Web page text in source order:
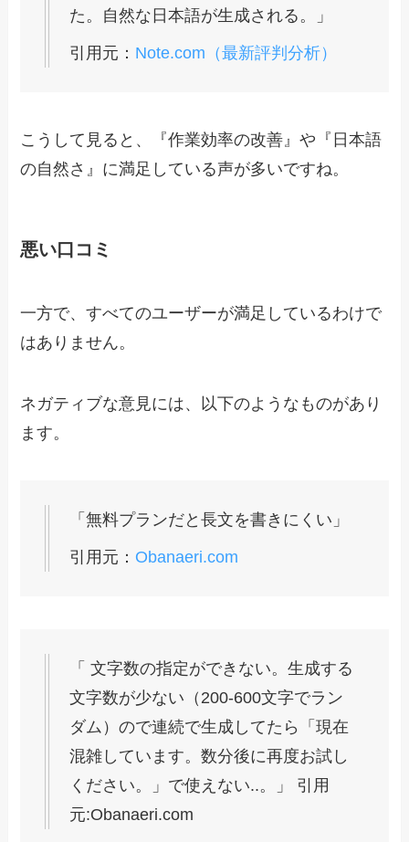
た。自然な日本語が生成される。」
引用元： Note.com（最新評判分析）
こうして見ると、『作業効率の改善』や『日本語
の自然さ』に満足している声が多いですね。
悪い口コミ
一方で、すべてのユーザーが満足しているわけで
はありません。
ネガティブな意見には、以下のようなものがあり
ます。
「無料プランだと長文を書きにくい」
引用元： Obanaeri.com
「 文字数の指定ができない。生成する
文字数が少ない（200-600文字でラン
ダム）ので連続で生成してたら「現在
混雑しています。数分後に再度お試し
ください。」で使えない..。」 引用
元:Obanaeri.com